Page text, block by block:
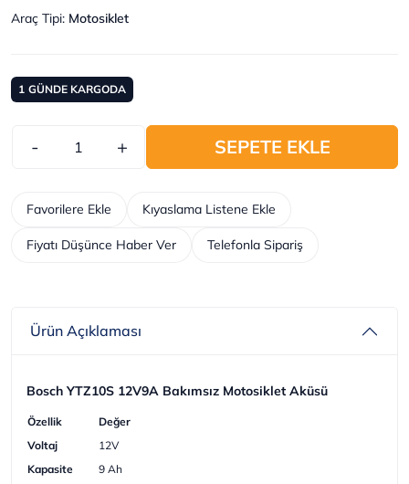
Araç Tipi: Motosiklet
1 GÜNDE KARGODA
- + SEPETE EKLE
Telefonla Sipariş
Kıyaslama Listene Ekle
Favorilere Ekle
Fiyatı Düşünce Haber Ver
Ürün Açıklaması
Bosch YTZ10S 12V9A Bakımsız Motosiklet Aküsü
Özellik
Değer
Voltaj
12V
Kapasite
9 Ah